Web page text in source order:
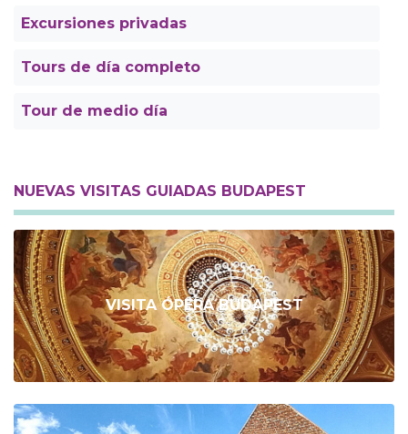
Excursiones privadas
Tours de día completo
Tour de medio día
NUEVAS VISITAS GUIADAS BUDAPEST
VISITA ÓPERA BUDAPEST